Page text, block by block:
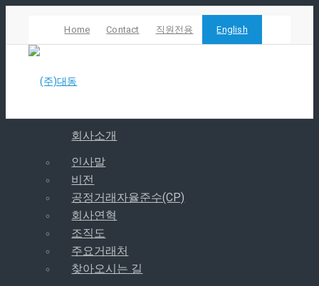
Home Contact 직원전용 English
Mail
회사소개
인사말
비전
공정거래자율준수(CP)
회사연혁
조직도
주요거래처
찾아오시는 길